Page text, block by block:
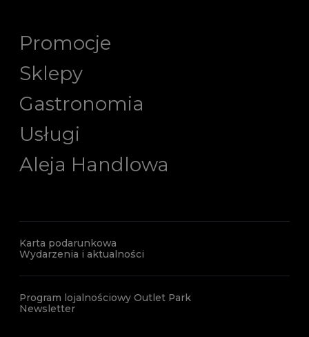
Promocje
Sklepy
Gastronomia
Usługi
Aleja Handlowa
Karta podarunkowa
Wydarzenia i aktualności
Program lojalnościowy Outlet Park
Newsletter